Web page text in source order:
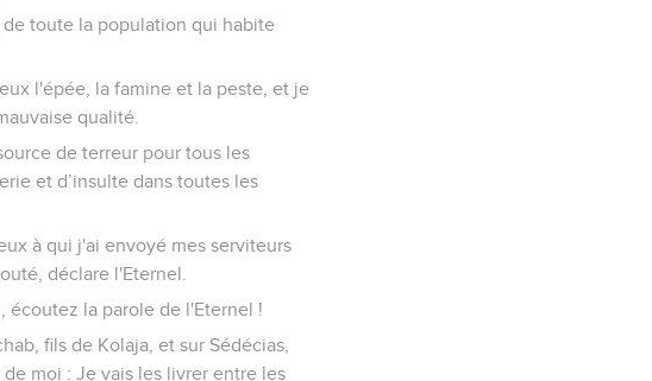
toute la population qui habite
l'épée, la famine et la peste, et je
qualité.
de terreur pour tous les
et d’insulte dans toutes les
à qui j'ai envoyé mes serviteurs
déclare l'Eternel.
écoutez la parole de l'Eternel !
fils de Kolaja, et sur Sédécias,
moi : Je vais les livrer entre les